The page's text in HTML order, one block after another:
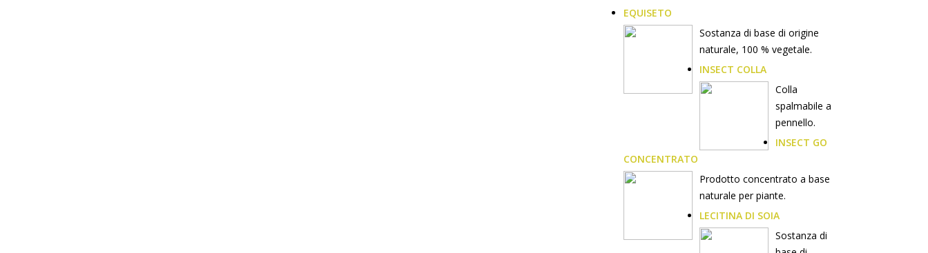
EQUISETO
Sostanza di base di origine
naturale, 100 % vegetale.
INSECT COLLA
Colla
spalmabile a
pennello.
INSECT GO
CONCENTRATO
Prodotto concentrato a base
naturale per piante.
LECITINA DI SOIA
Sostanza di